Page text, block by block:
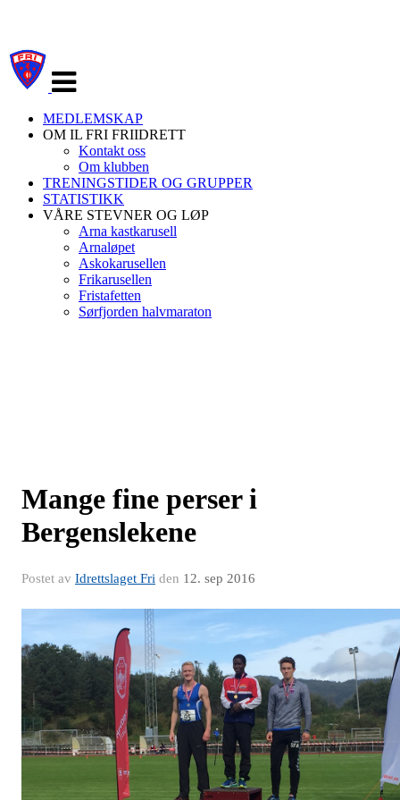
navigasjon
MEDLEMSKAP
OM IL FRI FRIIDRETT
Kontakt oss
Om klubben
TRENINGSTIDER OG GRUPPER
STATISTIKK
VÅRE STEVNER OG LØP
Arna kastkarusell
Arnaløpet
Askokarusellen
Frikarusellen
Fristafetten
Sørfjorden halvmaraton
Mange fine perser i
Bergenslekene
Postet av Idrettslaget Fri den 12. sep 2016